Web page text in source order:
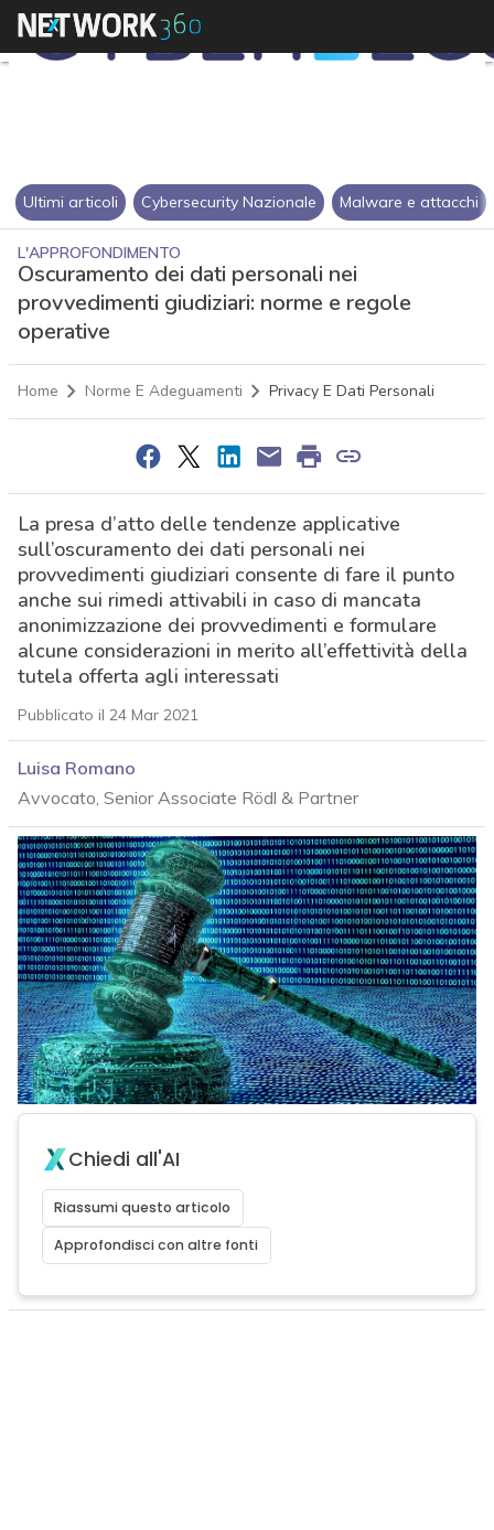
Ultimi articoli Cybersecurity Nazionale Malware e attacchi
L'APPROFONDIMENTO
Oscuramento dei dati personali nei
provvedimenti giudiziari: norme e regole
operative
Home Norme E Adeguamenti Privacy E Dati Personali
La presa d’atto delle tendenze applicative
sull’oscuramento dei dati personali nei
provvedimenti giudiziari consente di fare il punto
anche sui rimedi attivabili in caso di mancata
anonimizzazione dei provvedimenti e formulare
alcune considerazioni in merito all’effettività della
tutela offerta agli interessati
Pubblicato il 24 Mar 2021
Luisa Romano
Avvocato, Senior Associate Rödl & Partner
Chiedi all'AI
Riassumi questo articolo
Approfondisci con altre fonti